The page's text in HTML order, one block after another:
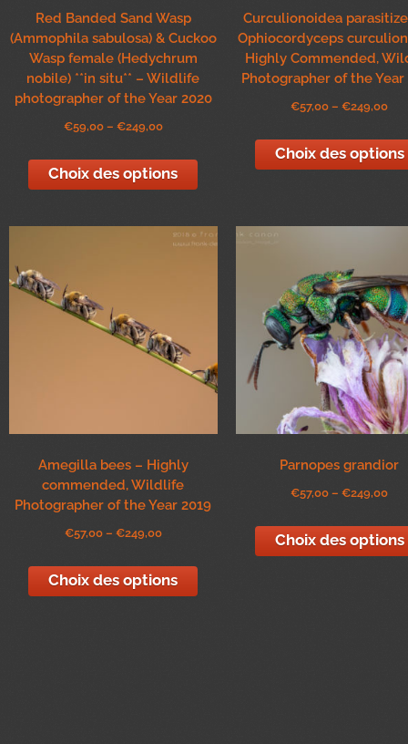
Red Banded Sand Wasp
(Ammophila sabulosa) & Cuckoo
Wasp female (Hedychrum
nobile) **in situ** – Wildlife
photographer of the Year 2020
€59,00– €249,00
Choix des options
Curculionoidea
Ophiocordyceps
Highly Commended,
Photographer of the Year
€57,00 –€249,00
Choix des options
Amegilla bees – Highly
commended, Wildlife
Photographer of the Year 2019
€57,00– €249,00
Choix des options
Parnopes grandior
€57,00 –€249,00
Choix des options